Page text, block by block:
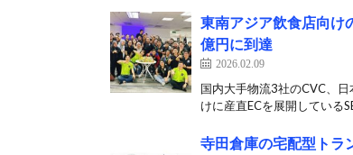
東南アジア飲食店向け
億円に到達
2026.02.09
国内大手物流3社のCVC、
けに産直ECを展開している
寺田倉庫の宅配型トラ